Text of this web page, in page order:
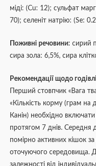
міді: (Cu: 12); сульфат
70); селеніт натрію: (Se:
Поживні речовини: сирий
сира зола: 6,5%, сира
Рекомендації щодо
Перший стовпчик «Вага
«Кількість корму (грам
Канін) необхідно
протягом 7 днів. Середня
помірно активних кішок
оточуючого середовища.
залежності від